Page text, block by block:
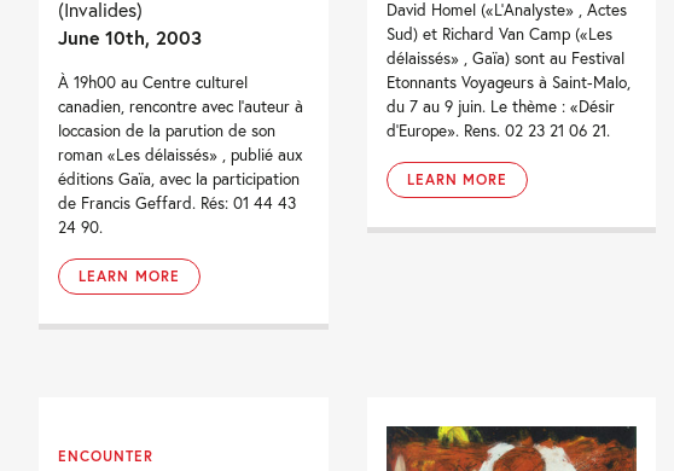
(Invalides)
June 10th, 2003
À 19h00 au Centre culturel
canadien, rencontre avec l'auteur à
loccasion de la parution de son
roman «Les délaissés» , publié aux
éditions Gaïa, avec la participation
de Francis Geffard. Rés: 01 44 43
24 90.
LEARN MORE
David Homel («L'Analyste» , Actes
Sud) et Richard Van Camp («Les
délaissés» , Gaïa) sont au Festival
Etonnants Voyageurs à Saint-Malo,
du 7 au 9 juin. Le thème : «Désir
d'Europe». Rens. 02 23 21 06 21.
LEARN MORE
ENCOUNTER